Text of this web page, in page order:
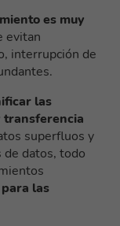
es muy
evitan
interrupción de
las
transferencia
superfluos y
datos, todo
las